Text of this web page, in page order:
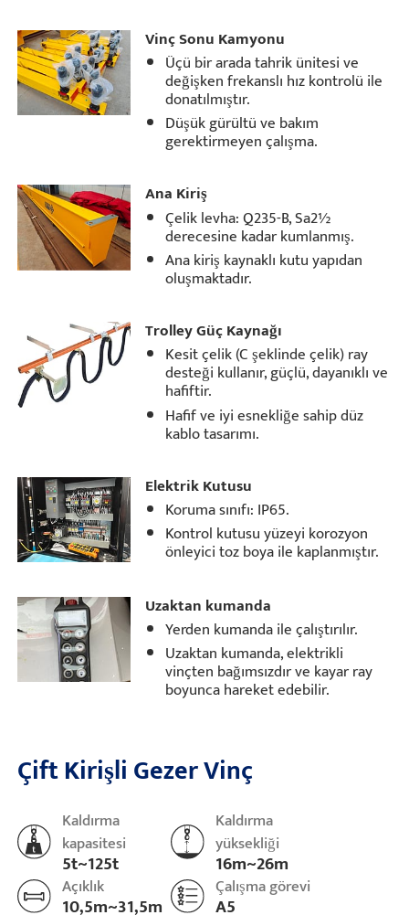
Vinç Sonu Kamyonu
Üçü bir arada tahrik ünitesi ve
değişken frekanslı hız kontrolü ile
donatılmıştır.
Düşük gürültü ve bakım
gerektirmeyen çalışma.
Ana Kiriş
Çelik levha: Q235-B, Sa2½
derecesine kadar kumlanmış.
Ana kiriş kaynaklı kutu yapıdan
oluşmaktadır.
Trolley Güç Kaynağı
Kesit çelik (C şeklinde çelik) ray
desteği kullanır, güçlü, dayanıklı ve
hafiftir.
Hafif ve iyi esnekliğe sahip düz
kablo tasarımı.
Elektrik Kutusu
Koruma sınıfı: IP65.
Kontrol kutusu yüzeyi korozyon
önleyici toz boya ile kaplanmıştır.
Uzaktan kumanda
Yerden kumanda ile çalıştırılır.
Uzaktan kumanda, elektrikli
vinçten bağımsızdır ve kayar ray
boyunca hareket edebilir.
Çift Kirişli Gezer Vinç
Kaldırma
kapasitesi
5t~125t
Kaldırma
yüksekliği
16m~26m
Açıklık
10,5m~31,5m
Çalışma görevi
A5